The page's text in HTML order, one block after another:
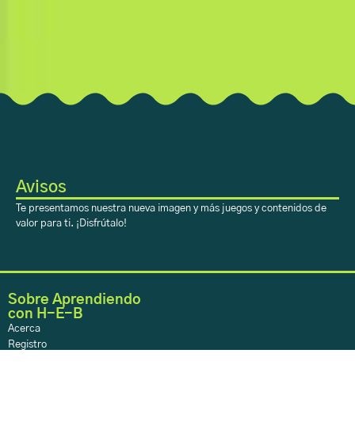
Avisos
Te presentamos nuestra nueva imagen y más juegos y contenidos de
valor para ti. ¡Disfrútalo!
Sobre Aprendiendo
con H-E-B
Acerca
Registro